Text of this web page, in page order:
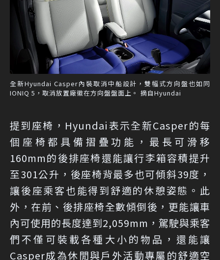
全新Hyundai Casper內裝取消中船設計，雙幅式方向盤也如同
IONIQ 5，取消放置廠徽在方向盤盤面上。 摘自Hyundai
提到座椅，Hyundai表示全新Casper的每
個座椅都具備摺疊功能，最長可滑移
160mm的後排座椅還能讓行李箱容積提升
至301公升，後座椅背最多也可傾斜39度，
讓後座乘客也能得到舒適的休憩姿態。此
外，在前、後排座椅全數傾倒後，更能讓車
內可使用的長度達到2,059mm，駕駛與乘客
們不僅可裝載各種大小的物品，還能讓
Casper成為休閒與戶外活動專屬的舒適空